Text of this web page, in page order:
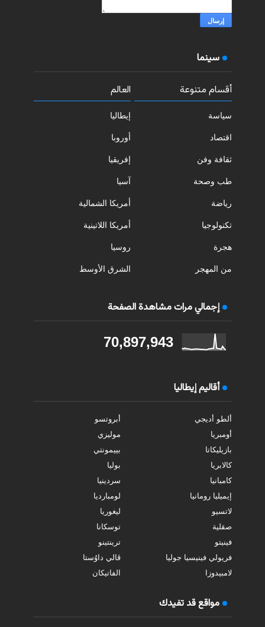
سينما
أقسام متنوعة
سياسة
اقتصاد
ثقافة وفن
طب وصحة
رياضة
تكنولوجيا
هجرة
من المهجر
العالم
إيطاليا
أوروبا
إفريقيا
آسيا
أمريكا الشمالية
أمريكا اللاتينية
روسيا
الشرق الأوسط
إجمالي مرات مشاهدة الصفحة
70,897,943
أقاليم إيطاليا
ألطو أديجي
أبروتسو
أومبريا
موليزي
بازيليكاتا
بييمونتي
كالابريا
بوليا
كامبانيا
سردينيا
إيميليا رومانيا
لومبارديا
لاتسيو
ليغوريا
صقلية
توسكانا
فينيتو
ترينتينو
فريولي فينيسيا جوليا
ڤالي داوُستا
لامبيدوزا
الفاتيكان
مواقع قد تفيدك